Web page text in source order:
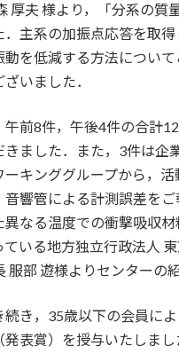
厚夫 様より，「分系の
．主系の加振点応答を取
動を低減する方法につい
いました．
午前8件，午後4件の合計
きました．また，3件は
ーキンググループから，
音響管による計測誤差を
なる温度での衝撃吸収
いる地方独立行政法人
服部 遊様よりセンターの
続き，35歳以下の会員に
発表賞）を授与いたしま